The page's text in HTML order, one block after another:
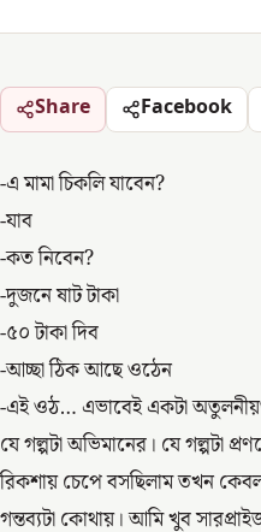
Share Facebook
-এ মামা চিকলি যাবেন?
-যাব
-কত নিবেন?
-দুজনে ষাট টাকা
-৫০ টাকা দিব
-আচ্ছা ঠিক আছে ওঠেন
-এই ওঠ… এভাবেই একটা
যে গল্পটা অভিমানের। যে গল্পটা
রিকশায় চেপে বসছিলাম তখন
গন্তব্যটা কোথায়। আমি খুব